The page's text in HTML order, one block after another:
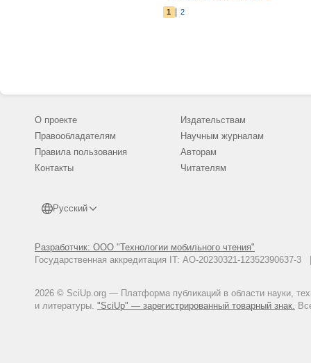
1 2
О проекте
Правообладателям
Правила пользования
Контакты
Русский
Разработчик: ООО "Технологии мобильного чтения"
Государственная аккредитация IT: АО-20230321-
2026 © SciUp.org — Платформа публикаций в области науки,
и литературы. "SciUp" — зарегистрированный товарный знак.
Издательствам
Научным журналам
Авторам
Читателям